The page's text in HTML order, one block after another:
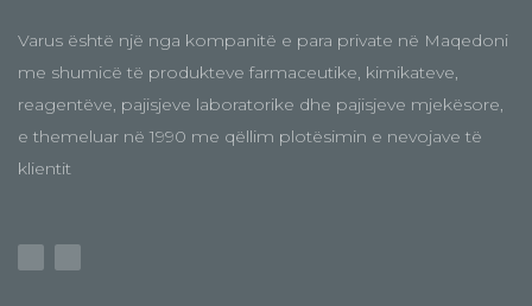
Varus është një nga kompanitë e para private në Maqedoni
me shumicë të produkteve farmaceutike, kimikateve,
reagentëve, pajisjeve laboratorike dhe pajisjeve mjekësore,
e themeluar në 1990 me qëllim plotësimin e nevojave të
klientit